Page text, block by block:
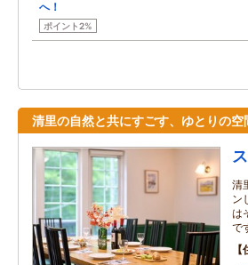
へ！
ポイント2%
清里の自然と共にすごす、ゆとりの空
清
ン
は
で